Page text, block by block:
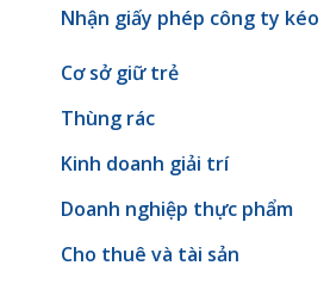
Nhận giấy phép công ty kéo
Cơ sở giữ trẻ
Thùng rác
Kinh doanh giải trí
Doanh nghiệp thực phẩm
Cho thuê và tài sản